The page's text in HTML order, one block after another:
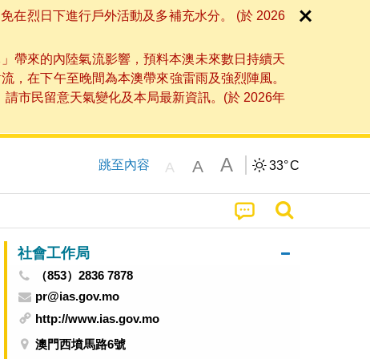
在烈日下進行戶外活動及多補充水分。 (於 2026
帶來的內陸氣流影響，預料本澳未來數日持續天
，在下午至晚間為本澳帶來強雷雨及強烈陣風。
市民留意天氣變化及本局最新資訊。(於 2026年
跳至內容 A A A 33°C
社會工作局
（853）2836 7878
pr@ias.gov.mo
http://www.ias.gov.mo
澳門西墳馬路6號